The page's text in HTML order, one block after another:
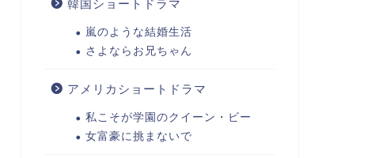
韓国ショートドラマ
嵐のような結婚生活
さよならお兄ちゃん
アメリカショートドラマ
私こそが学園のクイーン・ビー
女富豪に挑まないで